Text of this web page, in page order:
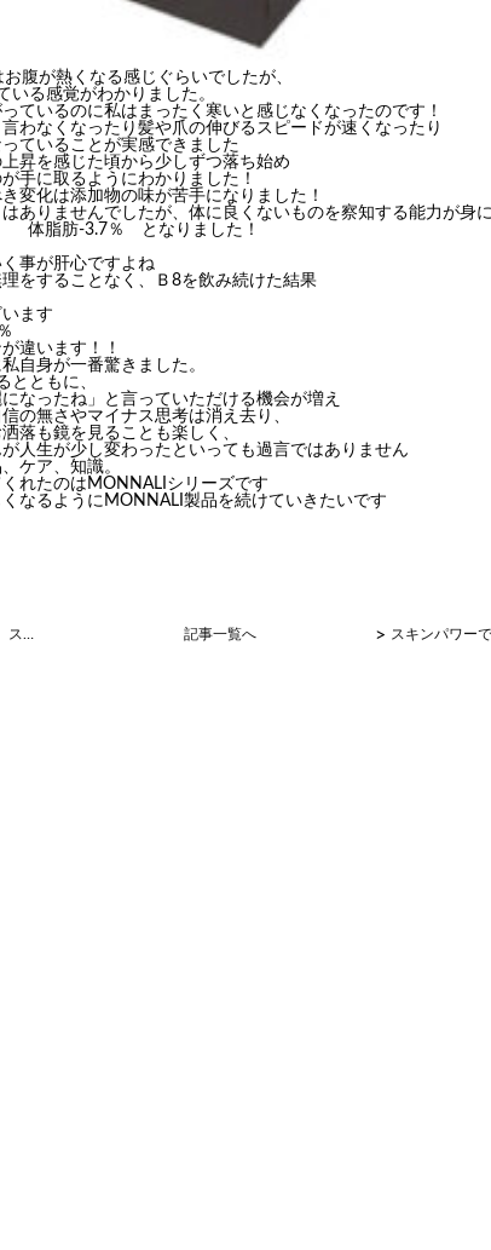
腹が熱くなる感じぐらいでしたが、
いる感覚がわかりました。
ているのに私はまったく寒いと感じなくなったのです！
わなくなったり髪や爪の伸びるスピードが速くなったり
ていることが実感できました
昇を感じた頃から少しずつ落ち始め
手に取るようにわかりました！
変化は添加物の味が苦手になりました！
ありませんでしたが、体に良くないものを察知する能力が身
体脂肪-3.7％ となりました！
事が肝心ですよね
をすることなく、Ｂ8を飲み続けた結果
ます
違います！！
自身が一番驚きました。
とともに、
になったね」と言っていただける機会が増え
の無さやマイナス思考は消え去り、
落も鏡を見ることも楽しく、
人生が少し変わったといっても過言ではありません
ケア、知識。
れたのはMONNALIシリーズです
なるようにMONNALI製品を続けていきたいです
病院の先生も驚き！ スキンパワー 記事一覧へ > スキンパワー